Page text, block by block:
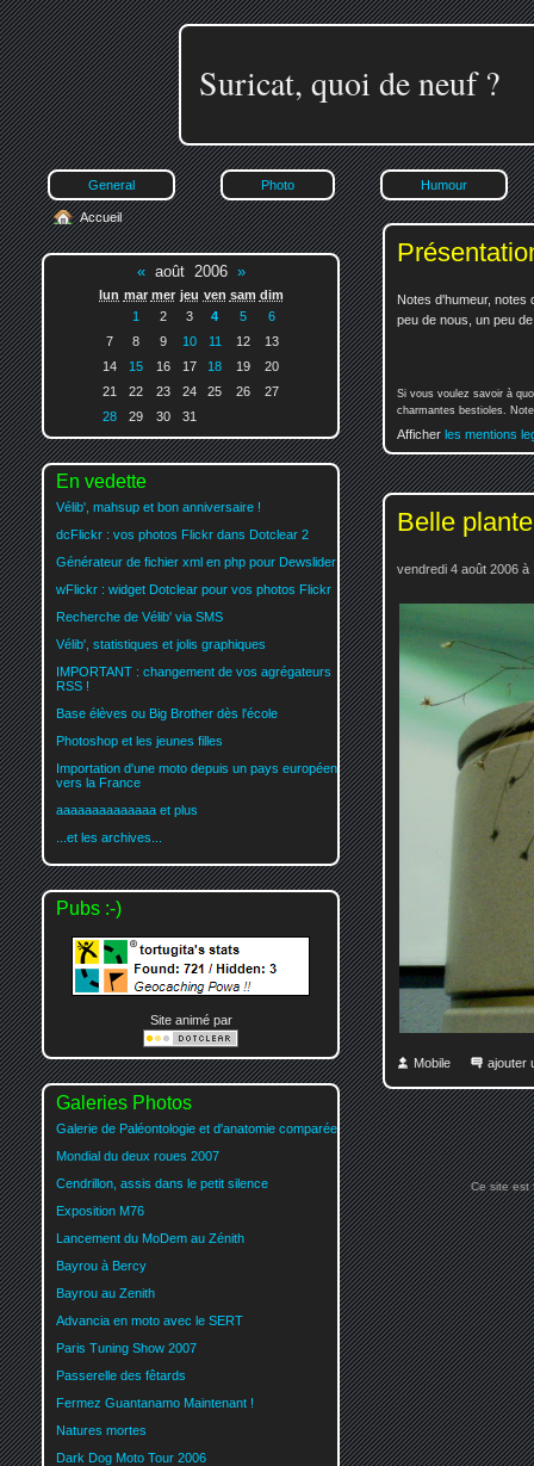
Suricat, quoi de neuf ?
General Photo Humour
Notes d'humeur, notes
peu de nous, un peu
Si vous voulez savoir à
charmantes bestioles.
Afficher les mentions
Belle plante
vendredi 4 août 2006 à
Mobile ajouter
Accueil
«août 2006 »
lun mar mer jeu ven sam dim
1
2 3 4 5
6
7
8 9 10 11 12
13
14
15 16 17 18 19
20
21
22 23 24 25 26
27
28
29 30 31
En vedette
Vélib', mahsup et bon anniversaire !
dcFlickr : vos photos Flickr dans Dotclear 2
Générateur de fichier xml en php pour Dewslider
wFlickr : widget Dotclear pour vos photos Flickr
Recherche de Vélib' via SMS
Vélib', statistiques et jolis graphiques
IMPORTANT : changement de vos agrégateurs
RSS !
Base élèves ou Big Brother dès l'école
Photoshop et les jeunes filles
Importation d'une moto depuis un pays européen
vers la France
aaaaaaaaaaaaaa et plus
...et les archives...
Pubs :-)
Site animé par
Galeries Photos
Galerie de Paléontologie et d'anatomie comparée
Mondial du deux roues 2007
Cendrillon, assis dans le petit silence
Exposition M76
Lancement du MoDem au Zénith
Bayrou à Bercy
Bayrou au Zenith
Advancia en moto avec le SERT
Paris Tuning Show 2007
Passerelle des fêtards
Fermez Guantanamo Maintenant !
Natures mortes
Dark Dog Moto Tour 2006
Ce site est